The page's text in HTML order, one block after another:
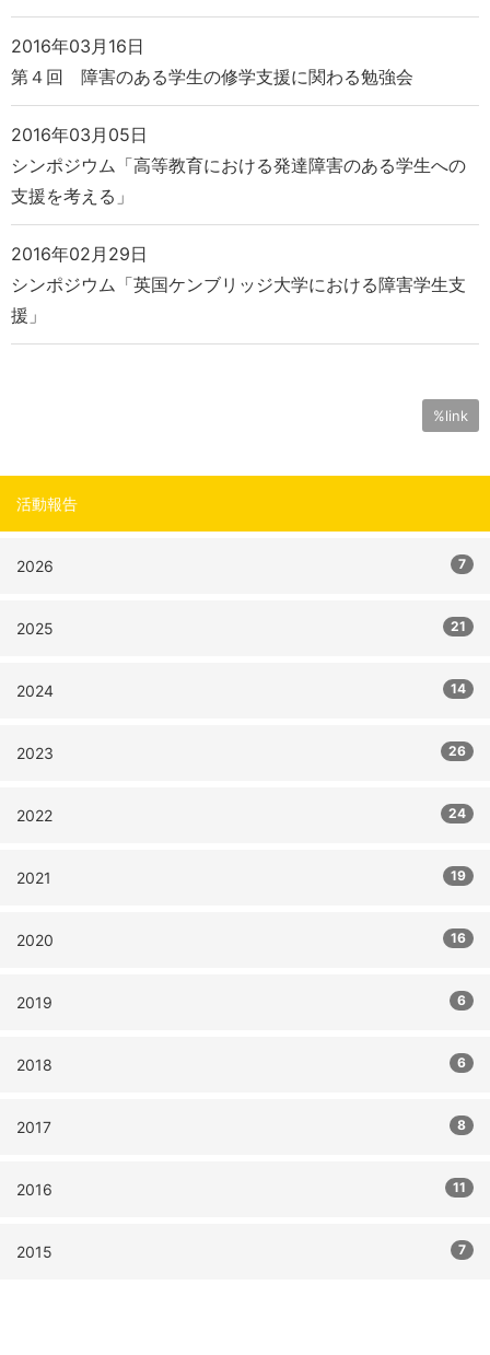
2016年03月16日
第４回 障害のある学生の修学支援に関わる勉強会
2016年03月05日
シンポジウム「高等教育における発達障害のある学生への
支援を考える」
2016年02月29日
シンポジウム「英国ケンブリッジ大学における障害学生支
援」
%link
活動報告
2026 7
2025 21
2024 14
2023 26
2022 24
2021 19
2020 16
2019 6
2018 6
2017 8
2016 11
2015 7